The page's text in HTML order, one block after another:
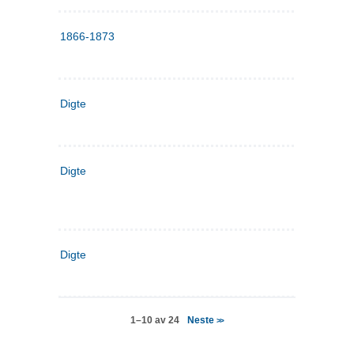
1866-1873
Digte
Digte
Digte
1–10 av 24 Neste>>